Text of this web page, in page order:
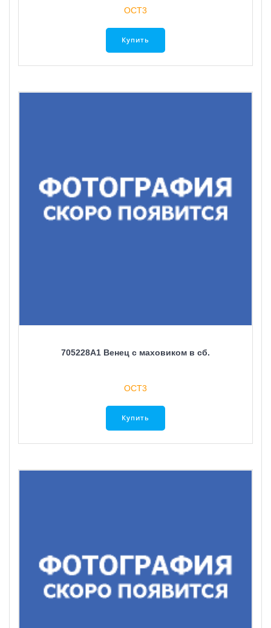
ОСТ3
Купить
705228A1 Венец с маховиком в сб.
ОСТ3
Купить